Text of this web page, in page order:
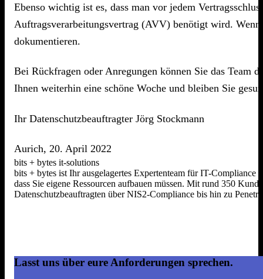
Ebenso wichtig ist es, dass man vor jedem
Auftragsverarbeitungsvertrag (AVV) benötigt wird.
dokumentieren.
Bei Rückfragen oder Anregungen können Sie das Team
Ihnen weiterhin eine schöne Woche und bleiben Sie
Ihr Datenschutzbeauftragter Jörg Stockmann
Aurich, 20. April 2022
bits + bytes it-solutions
bits + bytes ist Ihr ausgelagertes Expertenteam für IT-
dass Sie eigene Ressourcen aufbauen müssen. Mit rund 350
Datenschutzbeauftragten über NIS2-Compliance bis hin zu
Lasst uns über eure Anforderungen sprechen.